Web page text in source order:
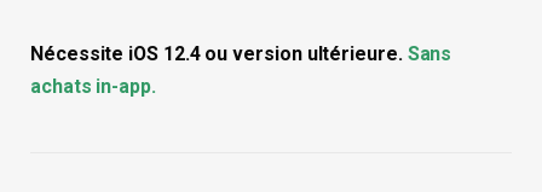
Nécessite iOS 12.4 ou version ultérieure. Sans
achats in-app.